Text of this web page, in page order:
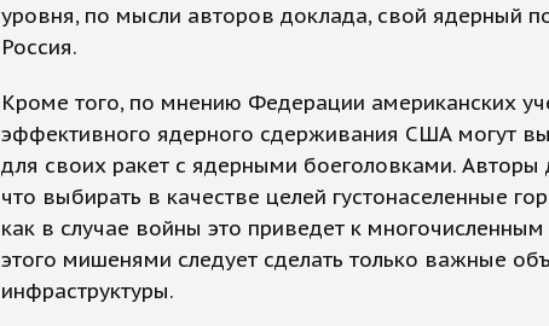
уровня, по мысли авторов доклада, свой ядерный
Россия.
Кроме того, по мнению Федерации американских
эффективного ядерного сдерживания США могут
для своих ракет с ядерными боеголовками. Авторы
что выбирать в качестве целей густонаселенные
как в случае войны это приведет к
этого мишенями следует сделать только важные
инфраструктуры.